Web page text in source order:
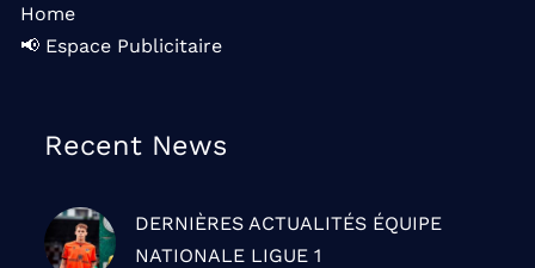
Home
📢 Espace Publicitaire
Recent News
DERNIÈRES ACTUALITÉS ÉQUIPE
NATIONALE LIGUE 1